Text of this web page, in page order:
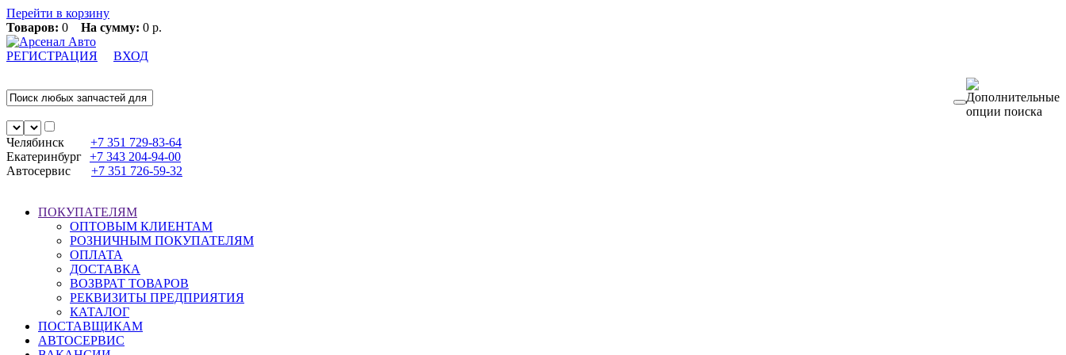
Перейти в корзину
Товаров: 0 На сумму: 0 р.
РЕГИСТРАЦИЯ ВХОД
Челябинск +7 351 729-83-64
Екатеринбург +7 343 204-94-00
Автосервис
+7 351 726-59-32
ПОКУПАТЕЛЯМ
ОПТОВЫМ КЛИЕНТАМ
РОЗНИЧНЫМ ПОКУПАТЕЛЯМ
ОПЛАТА
ДОСТАВКА
ВОЗВРАТ ТОВАРОВ
РЕКВИЗИТЫ ПРЕДПРИЯТИЯ
КАТАЛОГ
ПОСТАВЩИКАМ
АВТОСЕРВИС